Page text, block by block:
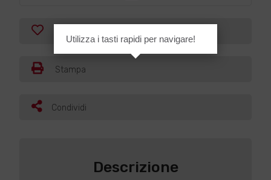
Stampa
Condividi
Descrizione
Utilizza i tasti rapidi per navigare!